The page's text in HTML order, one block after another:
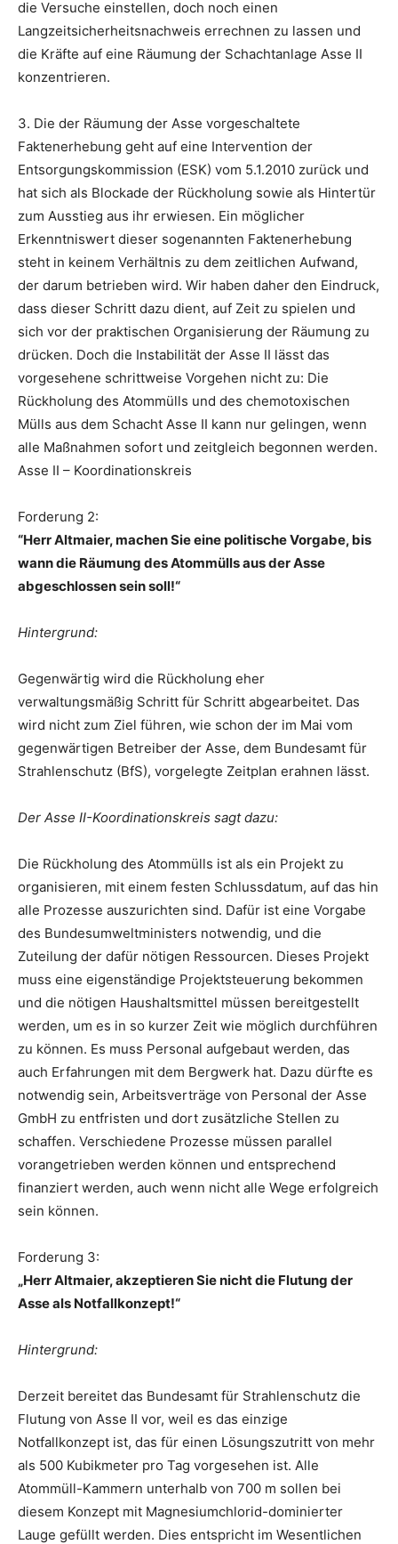
die Versuche einstellen, doch noch einen
Langzeitsicherheitsnachweis errechnen zu lassen und
die Kräfte auf eine Räumung der Schachtanlage Asse II
konzentrieren.
3. Die der Räumung der Asse vorgeschaltete
Faktenerhebung geht auf eine Intervention der
Entsorgungskommission (ESK) vom 5.1.2010 zurück und
hat sich als Blockade der Rückholung sowie als Hintertür
zum Ausstieg aus ihr erwiesen. Ein möglicher
Erkenntniswert dieser sogenannten Faktenerhebung
steht in keinem Verhältnis zu dem zeitlichen Aufwand,
der darum betrieben wird. Wir haben daher den Eindruck,
dass dieser Schritt dazu dient, auf Zeit zu spielen und
sich vor der praktischen Organisierung der Räumung zu
drücken. Doch die Instabilität der Asse II lässt das
vorgesehene schrittweise Vorgehen nicht zu: Die
Rückholung des Atommülls und des chemotoxischen
Mülls aus dem Schacht Asse II kann nur gelingen, wenn
alle Maßnahmen sofort und zeitgleich begonnen werden.
Asse II – Koordinationskreis
Forderung 2:
“Herr Altmaier, machen Sie eine politische Vorgabe, bis
wann die Räumung des Atommülls aus der Asse
abgeschlossen sein soll!“
Hintergrund:
Gegenwärtig wird die Rückholung eher
verwaltungsmäßig Schritt für Schritt abgearbeitet. Das
wird nicht zum Ziel führen, wie schon der im Mai vom
gegenwärtigen Betreiber der Asse, dem Bundesamt für
Strahlenschutz (BfS), vorgelegte Zeitplan erahnen lässt.
Der Asse II-Koordinationskreis sagt dazu:
Die Rückholung des Atommülls ist als ein Projekt zu
organisieren, mit einem festen Schlussdatum, auf das hin
alle Prozesse auszurichten sind. Dafür ist eine Vorgabe
des Bundesumweltministers notwendig, und die
Zuteilung der dafür nötigen Ressourcen. Dieses Projekt
muss eine eigenständige Projektsteuerung bekommen
und die nötigen Haushaltsmittel müssen bereitgestellt
werden, um es in so kurzer Zeit wie möglich durchführen
zu können. Es muss Personal aufgebaut werden, das
auch Erfahrungen mit dem Bergwerk hat. Dazu dürfte es
notwendig sein, Arbeitsverträge von Personal der Asse
GmbH zu entfristen und dort zusätzliche Stellen zu
schaffen. Verschiedene Prozesse müssen parallel
vorangetrieben werden können und entsprechend
finanziert werden, auch wenn nicht alle Wege erfolgreich
sein können.
Forderung 3:
„Herr Altmaier, akzeptieren Sie nicht die Flutung der
Asse als Notfallkonzept!“
Hintergrund:
Derzeit bereitet das Bundesamt für Strahlenschutz die
Flutung von Asse II vor, weil es das einzige
Notfallkonzept ist, das für einen Lösungszutritt von mehr
als 500 Kubikmeter pro Tag vorgesehen ist. Alle
Atommüll-Kammern unterhalb von 700 m sollen bei
diesem Konzept mit Magnesiumchlorid-dominierter
Lauge gefüllt werden. Dies entspricht im Wesentlichen